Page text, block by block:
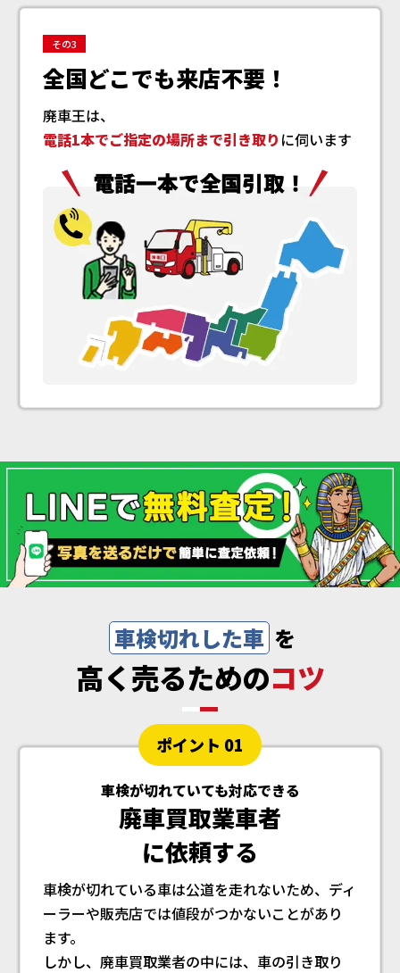
その3
全国どこでも来店不要！
廃車王は、
電話1本でご指定の場所まで引き取り に伺います
車検切れした車 を
高く売るためのコツ
ポイント 01
車検が切れていても対応できる
廃車買取業車者
に依頼する
車検が切れている車は公道を走れないため、ディ
ーラーや販売店では値段がつかないことがあり
ます。
しかし、廃車買取業者の中には、車の引き取り